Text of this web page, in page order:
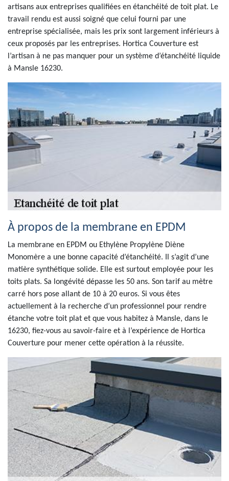
artisans aux entreprises qualifiées en étanchéité de toit plat. Le
travail rendu est aussi soigné que celui fourni par une
entreprise spécialisée, mais les prix sont largement inférieurs à
ceux proposés par les entreprises. Hortica Couverture est
l’artisan à ne pas manquer pour un système d’étanchéité liquide
à Mansle 16230.
À propos de la membrane en EPDM
La membrane en EPDM ou Ethylène Propylène Diène
Monomère a une bonne capacité d’étanchéité. Il s’agit d’une
matière synthétique solide. Elle est surtout employée pour les
toits plats. Sa longévité dépasse les 50 ans. Son tarif au mètre
carré hors pose allant de 10 à 20 euros. Si vous êtes
actuellement à la recherche d’un professionnel pour rendre
étanche votre toit plat et que vous habitez à Mansle, dans le
16230, fiez-vous au savoir-faire et à l’expérience de Hortica
Couverture pour mener cette opération à la réussite.